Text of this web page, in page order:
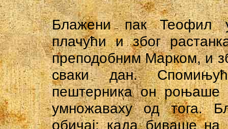
Блажени пак Теофил
плачући и због
преподобним Марком, и
сваки дан.
пештерника он роњаше
умножаваху од тога.
обичај: када биваше